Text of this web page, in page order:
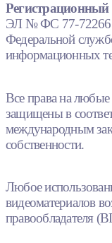
Регистрационный
ЭЛ № ФС 77-72266
Федеральной
информационных
Все права на любые
защищены в
международным
собственности.
Любое
видеоматериалов
правообладателя